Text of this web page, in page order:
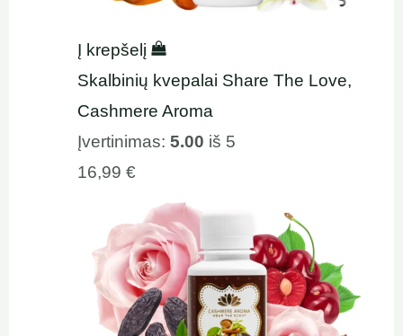
Į krepšelį
Skalbinių kvepalai Share The Love,
Cashmere Aroma
Įvertinimas:5.00 iš 5
16,99€